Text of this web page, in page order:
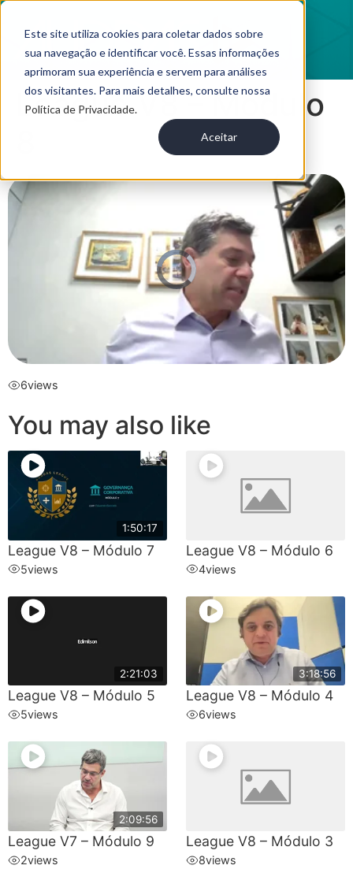
Este site utiliza cookies para coletar dados sobre
sua navegação e identificar você. Essas informações
aprimoram sua experiência e servem para análises
dos visitantes. Para mais detalhes, consulte nossa
Política de Privacidade.
Aceitar
League V8 – Módulo
6views
You may also like
1:50:17
League V8 – Módulo 7
5views
League V8 – Módulo 6
4views
2:21:03
League V8 – Módulo 5
5views
3:18:56
League V8 – Módulo 4
6views
2:09:56
League V7 – Módulo 9
2views
League V8 – Módulo 3
8views